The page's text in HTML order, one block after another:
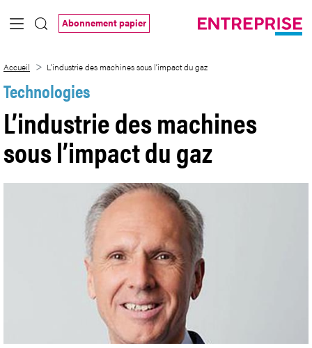
Saut au contenu principal
Abonnement papier
Accueil L’industrie des machines sous l’impact du gaz
Technologies
L’industrie des machines
sous l’impact du gaz